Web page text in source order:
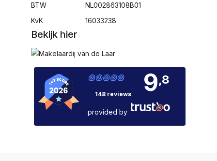
BTW
KvK
NL002863108B01
16033238
Bekijk hier
148 reviews 9,8
provided by